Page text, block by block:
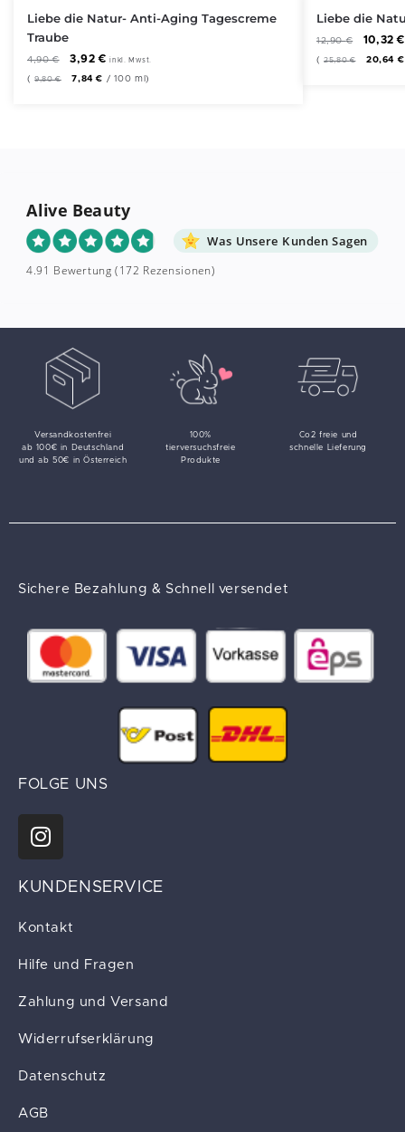
Liebe die Natur- Anti-Aging Tagescreme
Traube
4,90€ 3,92€ inkl. Mwst.
(9,80€ 7,84€ / 100 ml)
Liebe die
12,90€ 10,32€
(25,80€ 20,64€
Alive Beauty
Was Unsere Kunden Sagen
4.91 Bewertung (172 Rezensionen)
Versandkostenfrei
ab 100€ in Deutschland
und ab 50€ in Österreich
100%
tierversuchsfreie
Produkte
Co2 freie und
schnelle Lieferung
Sichere Bezahlung & Schnell versendet
FOLGE UNS
KUNDENSERVICE
Kontakt
Hilfe und Fragen
Zahlung und Versand
Widerrufserklärung
Datenschutz
AGB